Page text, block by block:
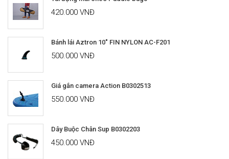
420.000 VNĐ
Bánh lái Aztron 10" FIN NYLON AC-F201
500.000 VNĐ
Giá gắn camera Action B0302513
550.000 VNĐ
Dây Buộc Chân Sup B0302203
450.000 VNĐ